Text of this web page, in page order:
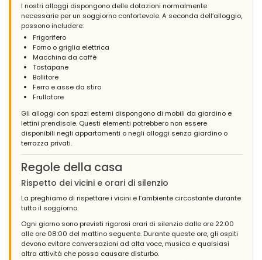
I nostri alloggi dispongono delle dotazioni normalmente
necessarie per un soggiorno confortevole. A seconda dell’alloggio,
possono includere:
Frigorifero
Forno o griglia elettrica
Macchina da caffè
Tostapane
Bollitore
Ferro e asse da stiro
Frullatore
Gli alloggi con spazi esterni dispongono di mobili da giardino e
lettini prendisole. Questi elementi potrebbero non essere
disponibili negli appartamenti o negli alloggi senza giardino o
terrazza privati.
Regole della casa
Rispetto dei vicini e orari di silenzio
La preghiamo di rispettare i vicini e l’ambiente circostante durante
tutto il soggiorno.
Ogni giorno sono previsti rigorosi orari di silenzio dalle ore 22:00
alle ore 08:00 del mattino seguente. Durante queste ore, gli ospiti
devono evitare conversazioni ad alta voce, musica e qualsiasi
altra attività che possa causare disturbo.